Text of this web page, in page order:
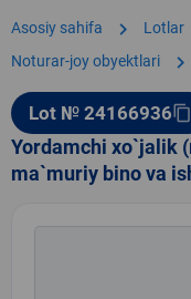
Asosiy sahifa chevron_right Lotlar
Noturar-joy obyektlari chevron_right
Lot № 24166936content_copy
Yordamchi xo`jalik
ma`muriy bino va